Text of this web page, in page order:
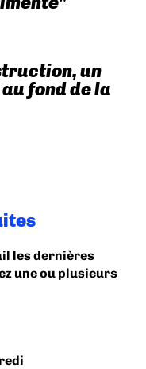
un
fond de la
les dernières
une ou plusieurs